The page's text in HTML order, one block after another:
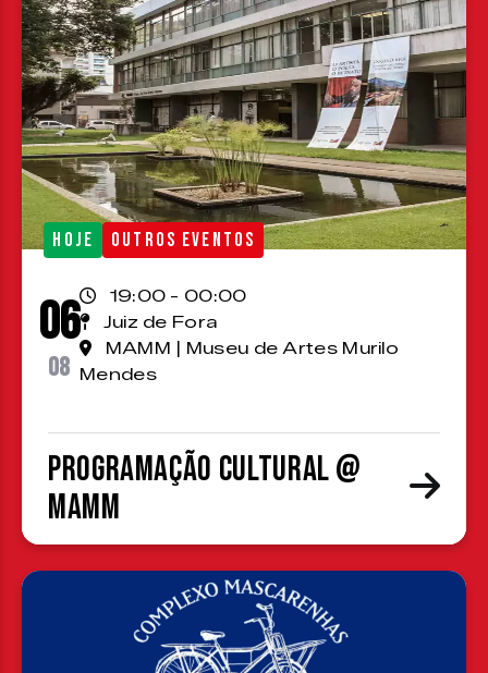
HOJE OUTROS EVENTOS
06
08
19:00 - 00:00
Juiz de Fora
MAMM | Museu de Artes Murilo
Mendes
Programação cultural @
MAMM